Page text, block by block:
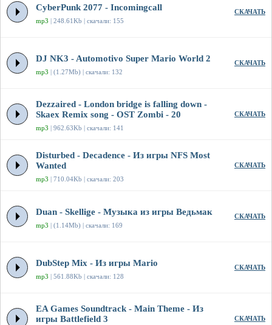
CyberPunk 2077 - Incomingcall
mp3 | 248.61Kb | скачали: 155
СКАЧАТЬ
DJ NK3 - Automotivo Super Mario World 2
mp3 | (1.27Mb) | скачали: 132
СКАЧАТЬ
Dezzaired - London bridge is falling down -
Skaex Remix song - OST Zombi - 20
mp3 | 962.63Kb | скачали: 141
СКАЧАТЬ
Disturbed - Decadence - Из игры NFS Most
Wanted
mp3 | 710.04Kb | скачали: 203
СКАЧАТЬ
Duan - Skellige - Музыка из игры Ведьмак
mp3 | (1.14Mb) | скачали: 169
СКАЧАТЬ
DubStep Mix - Из игры Mario
mp3 | 561.88Kb | скачали: 128
СКАЧАТЬ
EA Games Soundtrack - Main Theme - Из
игры Battlefield 3
СКАЧАТЬ